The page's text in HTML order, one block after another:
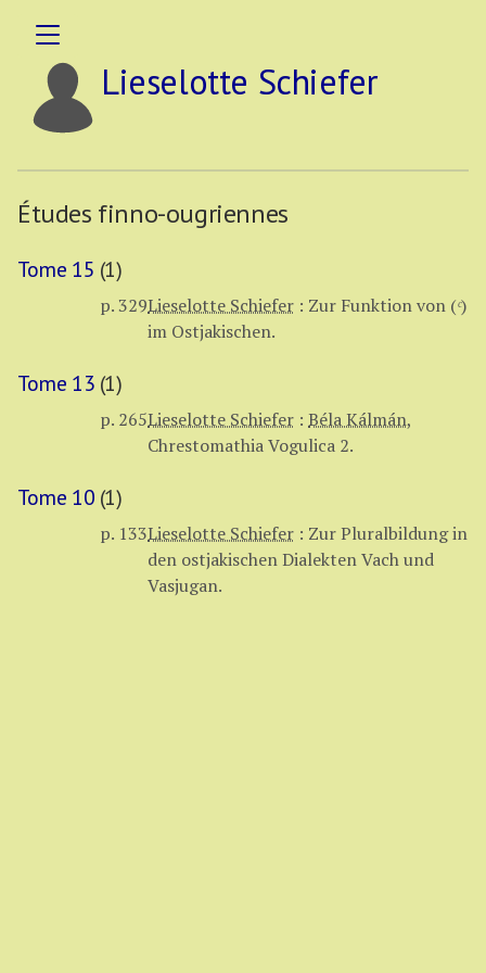
Lieselotte Schiefer
Études finno-ougriennes
Tome 15 (1)
p. 329Lieselotte Schiefer : Zur Funktion von (ᶜ)
im Ostjakischen.
Tome 13 (1)
p. 265Lieselotte Schiefer : Béla Kálmán,
Chrestomathia Vogulica 2.
Tome 10 (1)
p. 133Lieselotte Schiefer : Zur Pluralbildung in
den ostjakischen Dialekten Vach und
Vasjugan.